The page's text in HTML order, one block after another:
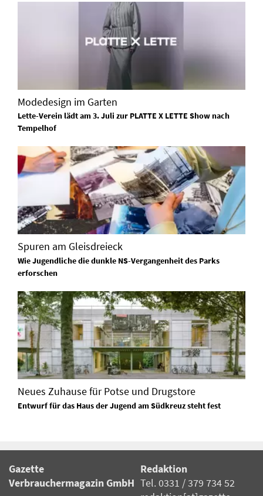
Modedesign im Garten
Lette-Verein lädt am 3. Juli zur PLATTE X LETTE Show nach
Tempelhof
Spuren am Gleisdreieck
Wie Jugendliche die dunkle NS-Vergangenheit des Parks
erforschen
Neues Zuhause für Potse und Drugstore
Entwurf für das Haus der Jugend am Südkreuz steht fest
Gazette
Verbrauchermagazin GmbH
Redaktion
Tel. 0331 / 379 734 52